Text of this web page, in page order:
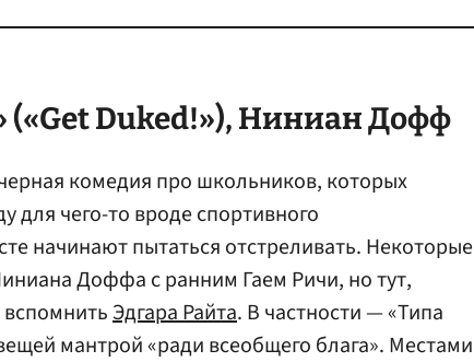
Duked!»), Ниниан Дофф
комедия про школьников, которых
для чего-то вроде спортивного
начинают пытаться отстреливать. Некоторые
Доффа с ранним Гаем Ричи, но тут,
Эдгара Райта. В частности — «Типа
мантрой «ради всеобщего блага». Местами